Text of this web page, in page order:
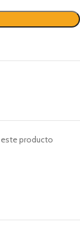
producto